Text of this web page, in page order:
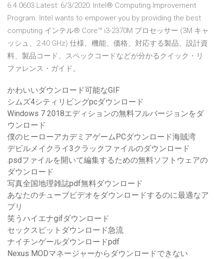
6.4.0603 Latest: 6/3/2020: Intel® Computing Improvement
Program. Intel wants to empower you by providing the best
computing インテル® Core™ i3-2370M プロセッサー (3M キャ
ッシュ、2.40 GHz) 仕様、機能、価格、対応する製品、設計資
料、製品コード、スペックコードなどが分かるクイック・リ
ファレンス・ガイド。
かわいいダウンロード可能なGIF
シムズ4シティリビングpcダウンロード
Windows 7 2018エディションの無料フルバージョンをダ
ウンロード
僕のヒーローアカデミアゲームPCダウンロード海賊湾
デビルメイクライ3クラックファイルのダウンロード
.psdファイルを開いて編集するための無料ソフトウェアの
ダウンロード
写真全国地理雑誌pdf無料ダウンロード
あなたのチューブビデオをダウンロードするのに最適なア
プリ
笑うハイエナgifダウンロード
セックスピットダウンロード急流
ナイチンゲールダウンロードpdf
Nexus MODマネージャーからダウンロードできない